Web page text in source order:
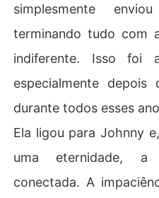
simplesmente
terminando tudo com
indiferente. Isso foi
especialmente
durante todos esses
Ela ligou para Johnny
uma eternidade,
conectada. A